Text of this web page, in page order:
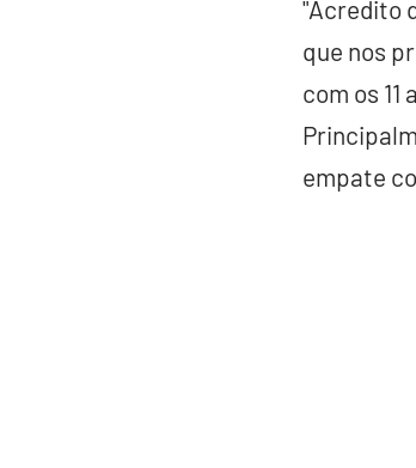
"Acredito
que nos
com os
empate